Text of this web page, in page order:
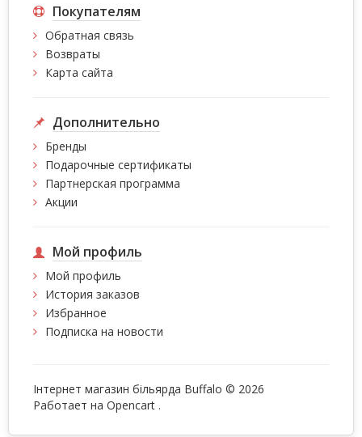
Покупателям
Обратная связь
Возвраты
Карта сайта
Дополнительно
Бренды
Подарочные сертификаты
Партнерская программа
Акции
Мой профиль
Мой профиль
История заказов
Избранное
Подписка на новости
Інтернет магазин більярда Buffalo © 2026
Работает на Opencart .